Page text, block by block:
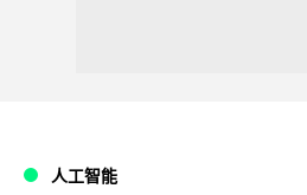
人工智能